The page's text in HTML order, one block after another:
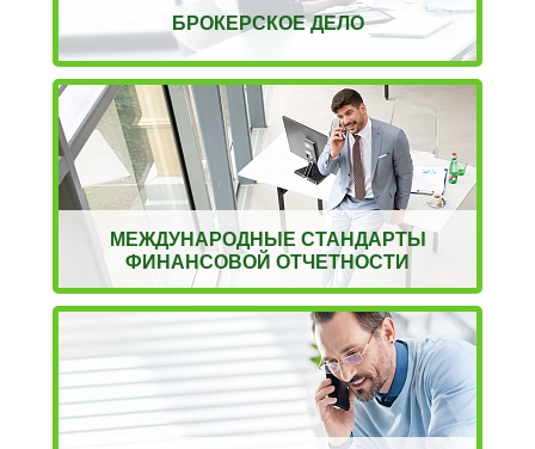
БРОКЕРСКОЕ ДЕЛО
МЕЖДУНАРОДНЫЕ СТАНДАРТЫ
ФИНАНСОВОЙ ОТЧЕТНОСТИ